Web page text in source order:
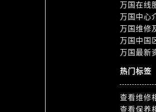
万国在线
万国中心
万国维修
万国中国
万国最新
热门标签
查看维修
查看保养